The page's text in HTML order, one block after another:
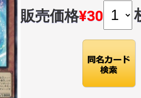
販売価格¥30